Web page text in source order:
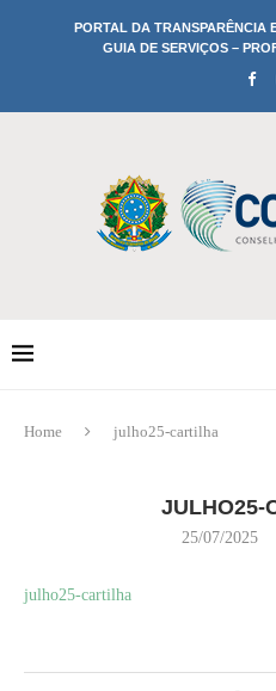
PORTAL DA TRANSPARÊNCIA
GUIA DE SERVIÇOS –
Home julho25-cartilha
JULHO25-
25/07/2025
julho25-cartilha